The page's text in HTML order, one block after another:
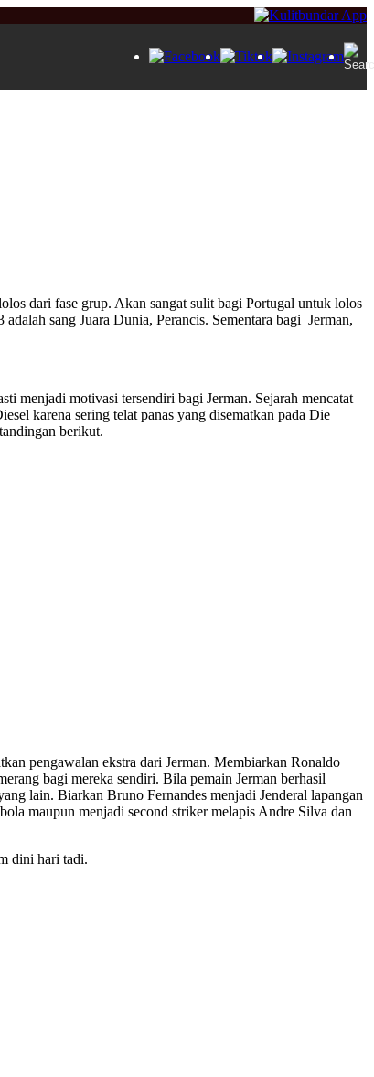
dari fase grup. Akan sangat sulit bagi Portugal untuk lolos
sang Juara Dunia, Perancis. Sementara bagi Jerman,
menjadi motivasi tersendiri bagi Jerman. Sejarah mencatat
karena sering telat panas yang disematkan pada Die
berikut.
pengawalan ekstra dari Jerman. Membiarkan Ronaldo
bagi mereka sendiri. Bila pemain Jerman berhasil
lain. Biarkan Bruno Fernandes menjadi Jenderal lapangan
maupun menjadi second striker melapis Andre Silva dan
dini hari tadi.